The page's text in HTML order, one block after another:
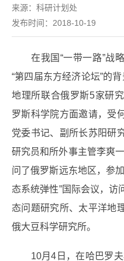
来源： 科研计划处
发布时间：2018-10-19
在我国“一带一路”战略
“第四届东方经济论坛”的
地理所联合俄罗斯5家研
罗斯科学院方面邀请，受
党委书记、副所长苏阳研
研究员和所外事主管李爽
问了俄罗斯远东地区，参
态系统弹性”国际会议，访
态问题研究所、太平洋地
俄大豆科学研究所。
10月4日，在哈巴罗夫